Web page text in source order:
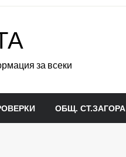
за всеки
ОБЩ. СТ.ЗАГОРА